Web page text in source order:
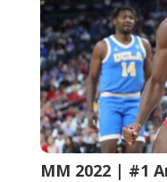
MM 2022 | #1